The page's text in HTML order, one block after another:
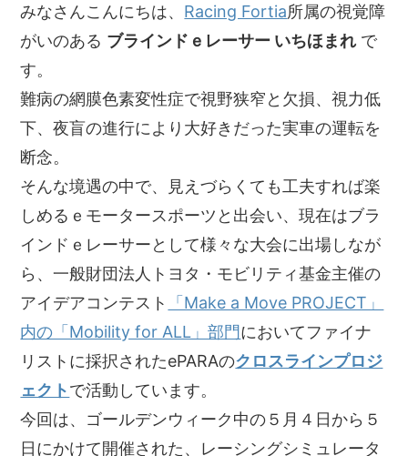
みなさんこんにちは、 Racing Fortia所属の視覚障
がいのある ブラインドｅレーサー いちほまれ で
す。
難病の網膜色素変性症で視野狭窄と欠損、視力低
下、夜盲の進行により大好きだった実車の運転を
断念。
そんな境遇の中で、見えづらくても工夫すれば楽
しめるｅモータースポーツと出会い、現在はブラ
インドｅレーサーとして様々な大会に出場しなが
ら、一般財団法人トヨタ・モビリティ基金主催の
アイデアコンテスト
「Make a Move PROJECT」
内の「Mobility for ALL」部門においてファイナ
リストに採択されたePARAのクロスラインプロジ
ェクトで活動しています。
今回は、ゴールデンウィーク中の５月４日から５
日にかけて開催された、レーシングシミュレータ